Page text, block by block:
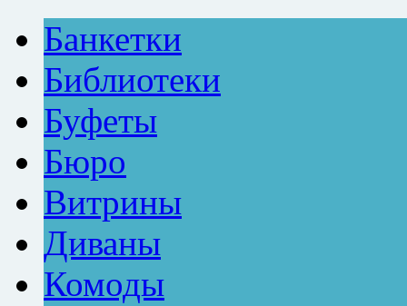
Банкетки
Библиотеки
Буфеты
Бюро
Витрины
Диваны
Комоды